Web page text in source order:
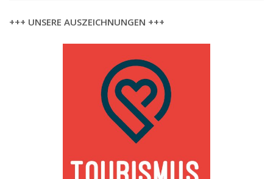
+++ UNSERE AUSZEICHNUNGEN +++